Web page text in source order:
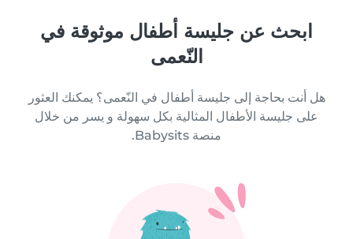
ابحث عن جليسة أطفال موثوقة في
النّعمى
هل أنت بحاجة إلى جليسة أطفال في النّعمى؟ يمكنك العثور
على جليسة الأطفال المثالية بكل سهولة و يسر من خلال
منصة Babysits.